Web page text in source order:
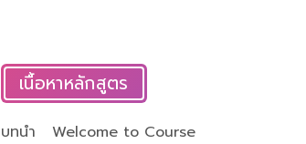
เนื้อหาหลักสูตร
บทนำ Welcome to Course